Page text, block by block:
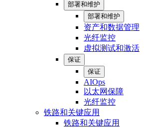
部署和维护
部署和维护
资产和数据管理
光纤监控
虚拟测试和激活
保证
保证
AIOps
以太网保障
光纤监控
铁路和关键应用
铁路和关键应用